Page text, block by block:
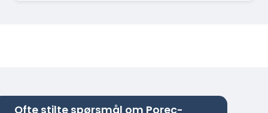
Ofte stilte spørsmål om Porec-